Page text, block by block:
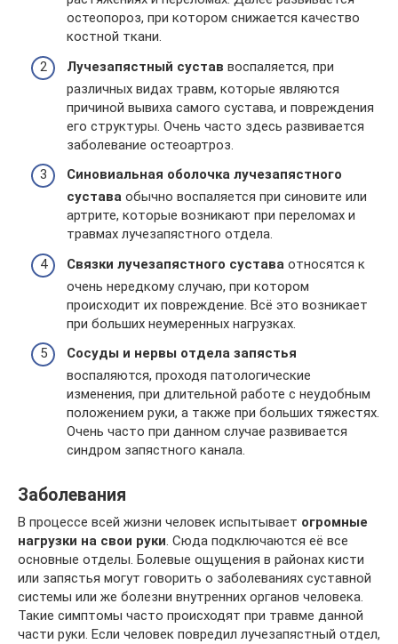
остеопороз, при котором снижается качество
костной ткани.
Лучезапястный сустав воспаляется, при
различных видах травм, которые являются
причиной вывиха самого сустава, и повреждения
его структуры. Очень часто здесь развивается
заболевание остеоартроз.
Синовиальная оболочка лучезапястного
сустава обычно воспаляется при синовите или
артрите, которые возникают при переломах и
травмах лучезапястного отдела.
Связки лучезапястного сустава относятся к
очень нередкому случаю, при котором
происходит их повреждение. Всё это возникает
при больших неумеренных нагрузках.
Сосуды и нервы отдела запястья
воспаляются, проходя патологические
изменения, при длительной работе с неудобным
положением руки, а также при больших тяжестях.
Очень часто при данном случае развивается
синдром запястного канала.
Заболевания
В процессе всей жизни человек испытывает огромные
нагрузки на свои руки. Сюда подключаются её все
основные отделы. Болевые ощущения в районах кисти
или запястья могут говорить о заболеваниях суставной
системы или же болезни внутренних органов человека.
Такие симптомы часто происходят при травме данной
части руки. Если человек повредил лучезапястный отдел,